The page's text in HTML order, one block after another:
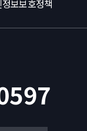
보보호정책